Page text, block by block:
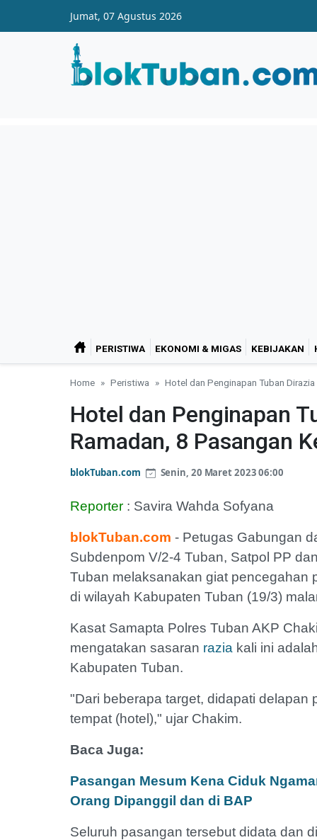
Jumat, 07 Agustus 2026
PERISTIWA EKONOMI & MIGAS KEBIJAKAN
Home Peristiwa Hotel dan Penginapan Tuban
Hotel dan Penginapan
Ramadan, 8 Pasangan
blokTuban.com Senin, 20 Maret 2023 06:00
Reporter : Savira Wahda Sofyana
blokTuban.com - Petugas Gabungan
Subdenpom V/2-4 Tuban, Satpol PP
Tuban melaksanakan giat pencegahan
di wilayah Kabupaten Tuban (19/3)
Kasat Samapta Polres Tuban AKP
mengatakan sasaran razia kali ini
Kabupaten Tuban.
"Dari beberapa target, didapati
tempat (hotel)," ujar Chakim.
Baca Juga:
Pasangan Mesum Kena Ciduk
Orang Dipanggil dan di BAP
Seluruh pasangan tersebut didata dan